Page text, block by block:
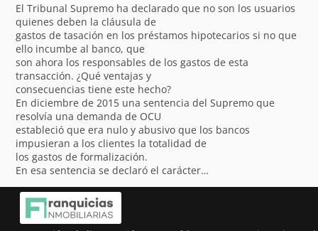
El Tribunal Supremo ha declarado que no son los usuarios
quienes deben la cláusula de
gastos de tasación en los préstamos hipotecarios si no que
ello incumbe al banco, que
son ahora los responsables de los gastos de esta
transacción. ¿Qué ventajas y
consecuencias tiene este hecho?
En diciembre de 2015 una sentencia del Supremo que
resolvía una demanda de OCU
estableció que era nulo y abusivo que los bancos
impusieran a los clientes la totalidad de
los gastos de formalización.
En esa sentencia se declaró el carácter…